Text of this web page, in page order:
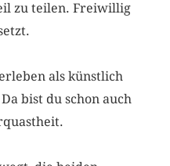
zu teilen. Freiwillig
als künstlich
bist du schon auch